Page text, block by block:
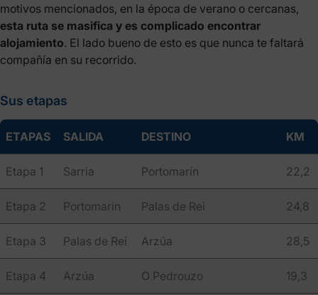
motivos mencionados, en la época de verano o cercanas,
esta ruta se masifica y es complicado encontrar
alojamiento. El lado bueno de esto es que nunca te faltará
compañía en su recorrido.
Sus etapas
ETAPAS SALIDA DESTINO KM
Etapa 1 Sarria Portomarín 22,2
Etapa 2 Portomarín Palas de Rei 24,8
Etapa 3 Palas de Rei Arzúa 28,5
Etapa 4 Arzúa O Pedrouzo 19,3